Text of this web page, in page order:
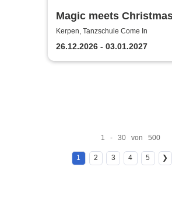
Magic meets
Tanzschule Come In
Kerpen, Tanzschule Come In
26.12.2026 - 03.01.2027
1 - 30 von 500
1 2 3 4 5 ❯